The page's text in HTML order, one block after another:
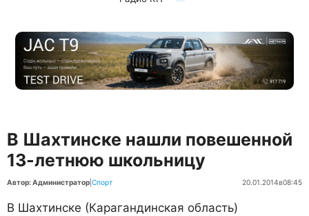
В Шахтинске нашли повешенной
13-летнюю школьницу
Автор: Администратор Спорт 20.01.2014в08:45
В Шахтинске (Карагандинская область)